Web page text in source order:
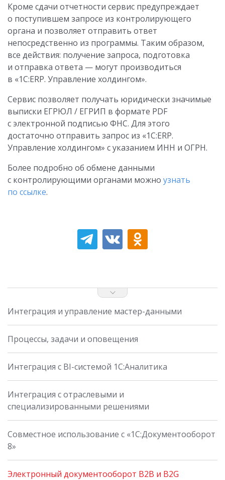
Кроме сдачи отчетности сервис предупреждает
о поступившем запросе из контролирующего
органа и позволяет отправить ответ
непосредственно из программы. Таким образом,
все действия: получение запроса, подготовка
и отправка ответа — могут производиться
в «1С:ERP. Управление холдингом».
Сервис позволяет получать юридически значимые
выписки ЕГРЮЛ / ЕГРИП в формате PDF
с электронной подписью ФНС. Для этого
достаточно отправить запрос из «1С:ERP.
Управление холдингом» с указанием ИНН и ОГРН.
Более подробно об обмене данными
с контролирующими органами можно узнать
по ссылке.
Интеграция и управление мастер-данными
Процессы, задачи и оповещения
Интеграция с BI-системой 1С:Аналитика
Интеграция с отраслевыми и
специализированными решениями
Совместное использование с «1С:Документооборот
8»
Электронный документооборот B2B и B2G